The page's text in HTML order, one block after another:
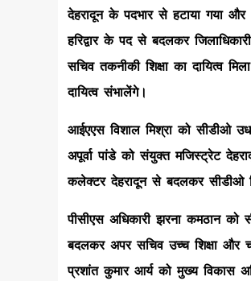
देहरादून के पदभार से हटाया गया
हरिद्वार के पद से बदलकर
सचिव तकनीकी शिक्षा का दायित्व
दायित्व संभालेंगे।
आईएएस विशाल मिश्रा को सीडीओ
अपूर्वा पांडे को संयुक्त मजिस्ट्रेट
कलेक्टर देहरादून से बदलकर सीडीओ
पीसीएस अधिकारी झरना कमठान को
बदलकर अपर सचिव उच्च शिक्षा और
प्रशांत कुमार आर्य को मुख्य विकास